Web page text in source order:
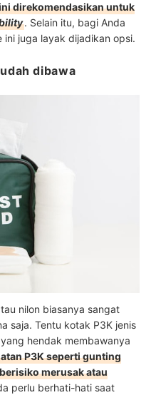
direkomendasikan untuk
. Selain itu, bagi Anda
juga layak dijadikan opsi.
dibawa
nilon biasanya sangat
saja. Tentu kotak P3K jenis
hendak membawanya
P3K seperti gunting
merusak atau
perlu berhati-hati saat